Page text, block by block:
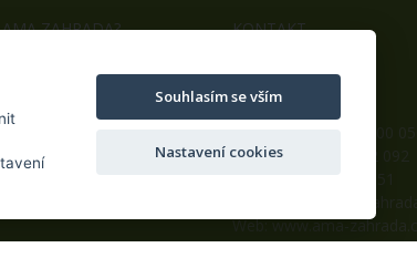
ZAHRADA?
pro dealery
nákup
KONTAKT
Batňovice 269
542 32, Úpice
Mobil: +420 739 452 092
Web:www.ama-zahrada.cz
Souhlasím se vším
Nastavení cookies